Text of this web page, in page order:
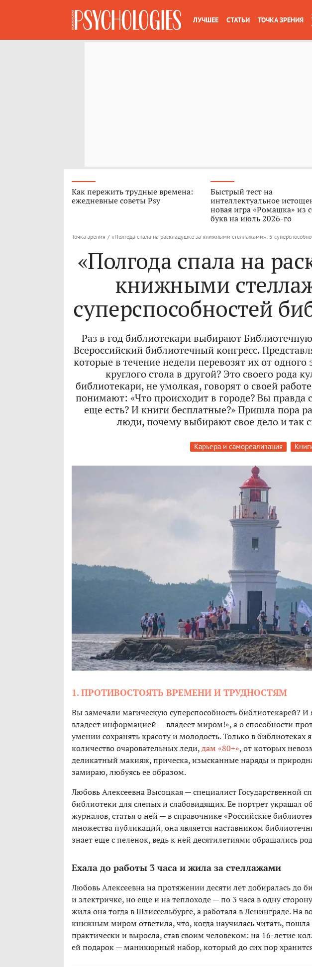
ЛУЧШЕЕ СТАТЬИ ТОЧКА ЗРЕНИЯ
Как пережить трудные времена:
ежедневные советы Psy
Быстрый тест на
интеллектуальное
новая игра «Ромашка» из
букв на июль 2026-го
Точка зрения / «Полгода спала на раскладушке за книжными стеллажами»: 5
«Полгода спала на
книжными
суперспособностей
Раз в год библиотекари выбирают
Всероссийский библиотечный конгресс.
которые в течение недели перевозят их от одного
круглого стола в другой? Это своего рода
библиотекари, не умолкая, говорят о своей
понимают: «Что происходит в городе? Вы правда
еще есть? И книги бесплатные?» Пришла пора
люди, почему выбирают свое дело и так
Карьера и самореализация
1. ПРОТИВОСТОЯТЬ ВРЕМЕНИ И ТРУДНОСТЯМ
Вы замечали магическую суперспособность библиотекарей? И
владеет информацией — владеет миром!», а о способности
умении сохранять красоту и молодость. Только в библиотеках
количество очаровательных леди,дам «80+», от которых
деликатный макияж, прическа, изысканные наряды и
замираю, любуясь ее образом.
Любовь Алексеевна Высоцкая — специалист Государственной
библиотеки для слепых и слабовидящих. Ее портрет украшал
журналов, статья о ней — в справочнике «Российские
множества публикаций, она является наставником
знает еще с пеленок, ведь к ней десятилетиями обращались
Ехала до работы 3 часа и жила за стеллажами
Любовь Алексеевна на протяжении десяти лет добиралась до
и электричке, но еще и на теплоходе — по 3 часа в одну
жила она тогда в Шлиссельбурге, а работала в Ленинграде. На
книжным миром ответила, что, когда научилась читать,
практически и выросла, став своим человеком: на 16-летие
ей подарок — маникюрный набор, который до сих пор